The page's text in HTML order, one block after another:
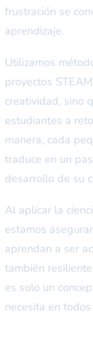
frustración se
aprendizaje.
Utilizamos
proyectos
creatividad, sino
estudiantes a
manera, cada
traduce en un
desarrollo de su
Al aplicar la
estamos
aprendan a ser
también
es solo un
necesita en